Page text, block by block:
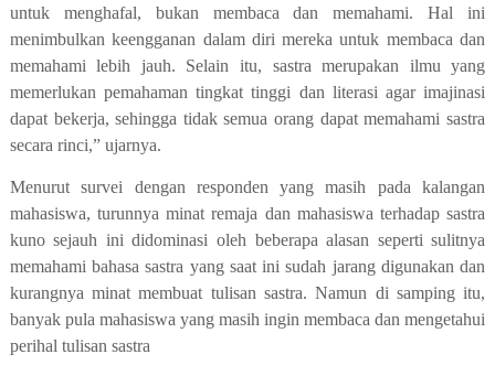
untuk menghafal, bukan membaca dan memahami. Hal ini
menimbulkan keengganan dalam diri mereka untuk membaca dan
memahami lebih jauh. Selain itu, sastra merupakan ilmu yang
memerlukan pemahaman tingkat tinggi dan literasi agar imajinasi
dapat bekerja, sehingga tidak semua orang dapat memahami sastra
secara rinci,” ujarnya.
Menurut survei dengan responden yang masih pada kalangan
mahasiswa, turunnya minat remaja dan mahasiswa terhadap sastra
kuno sejauh ini didominasi oleh beberapa alasan seperti sulitnya
memahami bahasa sastra yang saat ini sudah jarang digunakan dan
kurangnya minat membuat tulisan sastra. Namun di samping itu,
banyak pula mahasiswa yang masih ingin membaca dan mengetahui
perihal tulisan sastra